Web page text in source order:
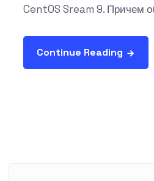
CentOS Sream 9. Причем
Continue Reading